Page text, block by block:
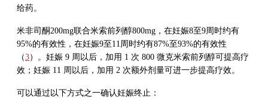
给药。
米非司酮200mg联合米索前列醇800mg，在妊娠8至9周时约有
95%的有效性，在妊娠9至11周时约有87%至93%的有效性
（3）。妊娠 9 周以后，加用 1 次 800 微克米索前列醇可提高疗
效；妊娠 11 周以后，加用 2 次额外剂量可进一步提高疗效。
可以通过以下方式之一确认妊娠终止：